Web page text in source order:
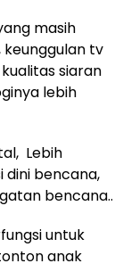
masih
tv
siaran
lebih
Lebih
dini bencana,
bencana..
untuk
anak